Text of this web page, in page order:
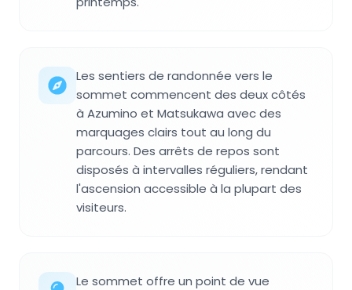
Les sentiers de randonnée vers le
sommet commencent des deux côtés
à Azumino et Matsukawa avec des
marquages clairs tout au long du
parcours. Des arrêts de repos sont
disposés à intervalles réguliers, rendant
l'ascension accessible à la plupart des
visiteurs.
Le sommet offre un point de vue